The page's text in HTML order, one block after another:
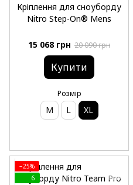
Кріплення для сноуборду
Nitro Step-On® Mens
15 068 грн 20 090 грн
Купити
Розмір
M L XL
−25%
6